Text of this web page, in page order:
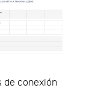
de conexión